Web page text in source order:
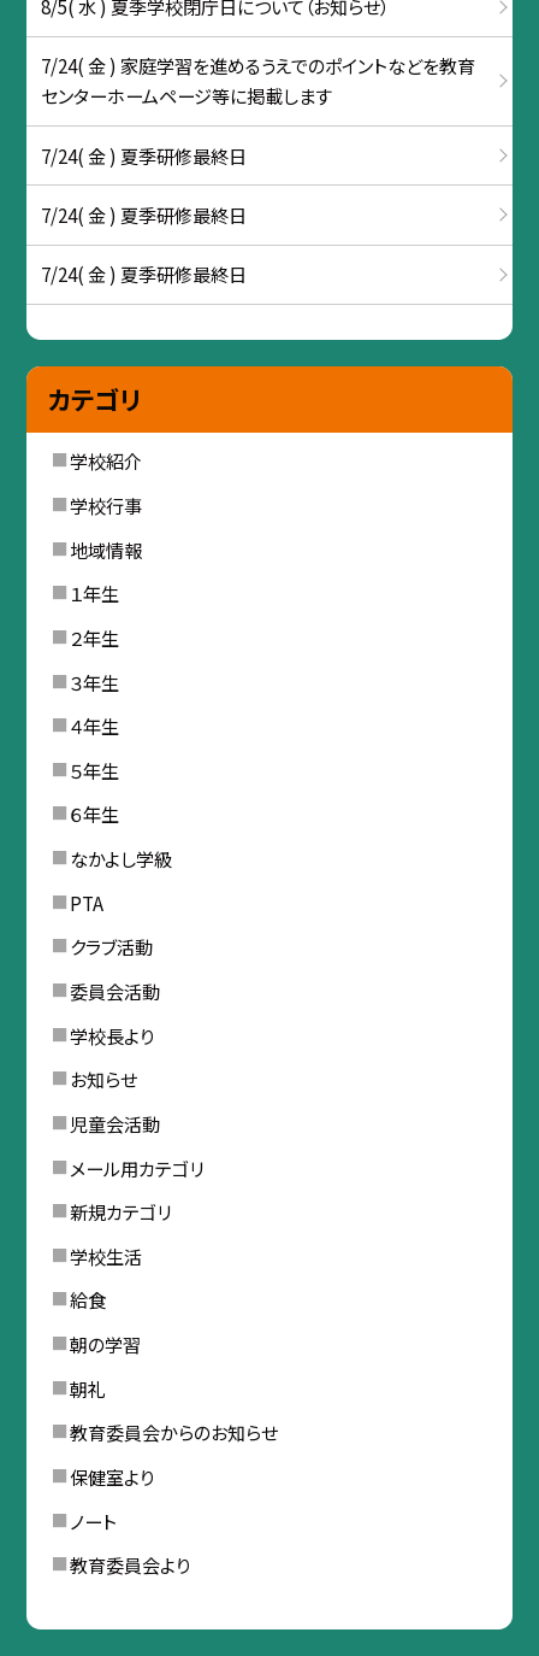
8/5( 水 ) 夏季学校閉庁日について（お知らせ）
7/24( 金 ) 家庭学習を進めるうえでのポイントなどを教育
センターホームページ等に掲載します
7/24( 金 ) 夏季研修最終日
7/24( 金 ) 夏季研修最終日
7/24( 金 ) 夏季研修最終日
カテゴリ
学校紹介
学校行事
地域情報
１年生
２年生
３年生
４年生
５年生
６年生
なかよし学級
PTA
クラブ活動
委員会活動
学校長より
お知らせ
児童会活動
メール用カテゴリ
新規カテゴリ
学校生活
給食
朝の学習
朝礼
教育委員会からのお知らせ
保健室より
ノート
教育委員会より